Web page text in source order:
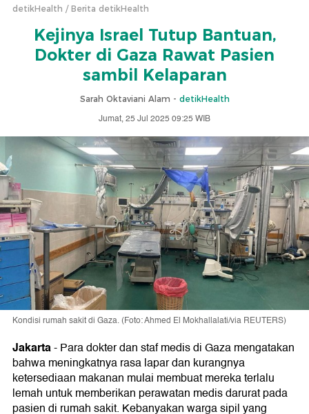
detikHealth Berita detikHealth
Kejinya Israel Tutup Bantuan,
Dokter di Gaza Rawat Pasien
sambil Kelaparan
Sarah Oktaviani Alam - detikHealth
Jumat, 25 Jul 2025 09:25 WIB
Kondisi rumah sakit di Gaza. (Foto: Ahmed El Mokhallalati/via REUTERS)
Jakarta-Para dokter dan staf medis di Gaza mengatakan
bahwa meningkatnya rasa lapar dan kurangnya
ketersediaan makanan mulai membuat mereka terlalu
lemah untuk memberikan perawatan medis darurat pada
pasien di rumah sakit. Kebanyakan warga sipil yang